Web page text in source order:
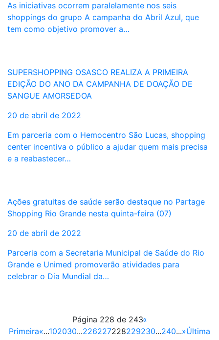
As iniciativas ocorrem paralelamente nos seis
shoppings do grupo A campanha do Abril Azul, que
tem como objetivo promover a…
SUPERSHOPPING OSASCO REALIZA A PRIMEIRA
EDIÇÃO DO ANO DA CAMPANHA DE DOAÇÃO DE
SANGUE AMORSEDOA
20 de abril de 2022
Em parceria com o Hemocentro São Lucas, shopping
center incentiva o público a ajudar quem mais precisa
e a reabastecer…
Ações gratuitas de saúde serão destaque no Partage
Shopping Rio Grande nesta quinta-feira (07)
20 de abril de 2022
Parceria com a Secretaria Municipal de Saúde do Rio
Grande e Unimed promoverão atividades para
celebrar o Dia Mundial da…
Página 228 de 243«
Primeira«...102030...226227228229230...240...»Última